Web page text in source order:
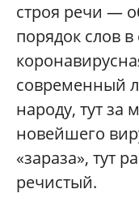
строя речи —
порядок слов
современный
народу, тут за
новейшего
«зараза», тут
речистый.